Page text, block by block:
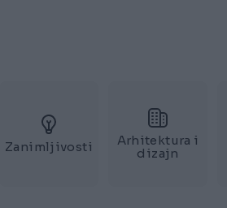
Zanimljivosti
Arhitektura i
dizajn